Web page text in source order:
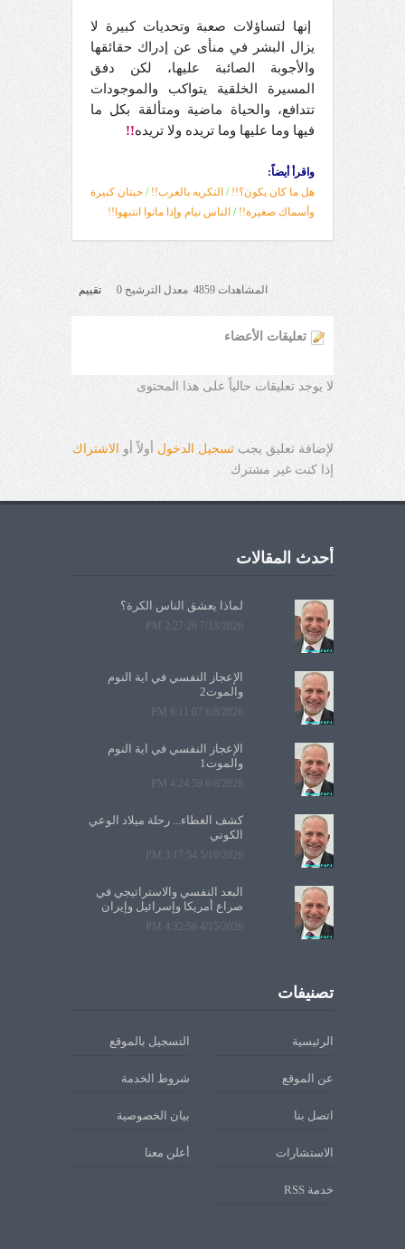
إنها لتساؤلات صعبة وتحديات كبيرة لا
يزال البشر في منأى عن إدراك حقائقها
والأجوبة الصائبة عليها، لكن دفق
المسيرة الخلقية يتواكب والموجودات
تتدافع، والحياة ماضية ومتألقة بكل ما
فيها وما عليها وما تريده ولا تريده!!
واقرأ أيضاً:
هل ما كان يكون؟!! / التكريه بالعرب!! / حيتان كبيرة
وأسماك صغيرة!! / الناس نيام وإذا ماتوا انتبهوا!!
المشاهدات 4859 معدل الترشيح 0 تقييم
تعليقات الأعضاء
لا يوجد تعليقات حالياً على هذا المحتوى
لإضافة تعليق يجبتسجيل الدخول أولاً أو الاشتراك
إذا كنت غير مشترك
أحدث المقالات
لماذا يعشق الناس الكرة؟
7/13/2026 2:27:26 PM
الإعجاز النفسي في آية النوم
والموت2
6/8/2026 6:11:07 PM
الإعجاز النفسي في آية النوم
والموت1
6/6/2026 4:24:58 PM
كشف الغطاء... رحلة ميلاد الوعي
الكوني
5/10/2026 3:17:54 PM
البعد النفسي والاستراتيجي في
صراع أمريكا وإسرائيل وإيران
4/15/2026 4:32:56 PM
تصنيفات
الرئيسية التسجيل بالموقع
عن الموقع شروط الخدمة
اتصل بنا بيان الخصوصية
الاستشارات أعلن معنا
خدمة RSS